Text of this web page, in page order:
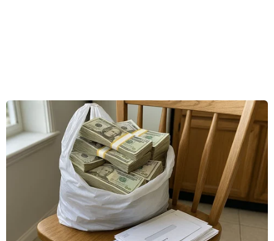
về việc này" và 3 nước sẽ cam kết với IAEA
trong thời gian tới.
Trước đó cùng ngày, Australia cho biết sẽ phát
triển 8 tàu ngầm hạt nhân, sau khi nước này
cùng Mỹ và Anh công bố thiết lập mối quan hệ
đối tác an ninh 3 bên (có tên gọi AUKUS) ở Ấn
Độ Dương-Thái Bình Dương.
Theo AUKUS, Washington và London sẽ cung